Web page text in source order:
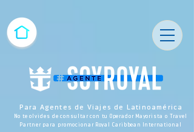
Para Agentes de Viajes de Latinoamérica
No te olvides de consultar con tu Operador Mayorista o Travel
Partner para promocionar Royal Caribbean International